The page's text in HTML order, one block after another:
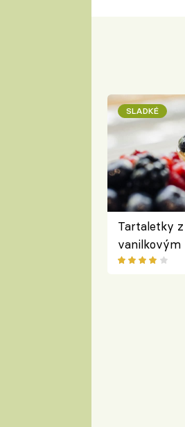
SLADKÉ
Tartaletky
vanilkovým
ovocem